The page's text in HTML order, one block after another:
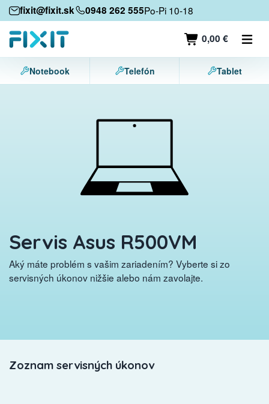
fixit@fixit.sk 0948 262 555Po-Pi 10-18
0,00 €
Mobilné zariadenia
Mobilné telefóny
Tablety
Notebook Telefón Tablet
Servis Asus R500VM
Aký máte problém s vašim zariadením? Vyberte si zo
servisných úkonov nižšie alebo nám zavolajte.
Zoznam servisných úkonov